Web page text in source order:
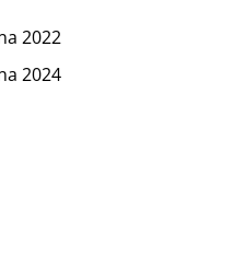
2022
2024